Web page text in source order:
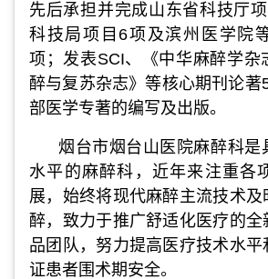
先后承担并完成山东省科技厅
科技局项目6项及滨州医学院
项；发表SCI、《中华麻醉学杂
醉与复苏杂志》等核心期刊论著
部医学专著的编写及出版。
烟台市烟台山医院麻醉科是
水平的麻醉科，近年来注重各
展，始终将现代麻醉主流技术
醉，致力于推广舒适化医疗的
品团队，努力提高医疗技术水
证患者围术期安全。